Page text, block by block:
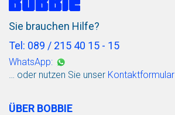
Sie brauchen Hilfe?
Tel: 089 / 215 40 15 - 15
WhatsApp:
… oder nutzen Sie unser Kontaktformular
ÜBER BOBBIE